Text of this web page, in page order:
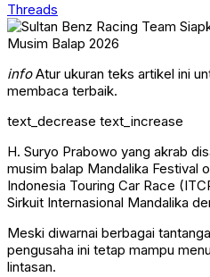
Threads
infoAtur ukuran teks artikel ini
membaca terbaik.
text_decrease text_increase
H. Suryo Prabowo yang akrab
musim balap Mandalika Festival
Indonesia Touring Car Race
Sirkuit Internasional Mandalika
Meski diwarnai berbagai
pengusaha ini tetap mampu
lintasan.